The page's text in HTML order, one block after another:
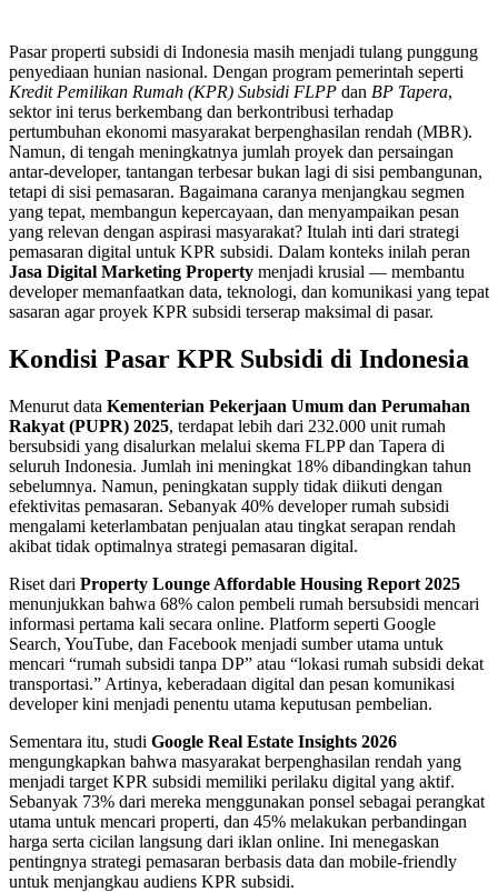
Pasar properti subsidi di Indonesia masih menjadi tulang punggung
penyediaan hunian nasional. Dengan program pemerintah seperti
Kredit Pemilikan Rumah (KPR) Subsidi FLPP dan BP Tapera,
sektor ini terus berkembang dan berkontribusi terhadap
pertumbuhan ekonomi masyarakat berpenghasilan rendah (MBR).
Namun, di tengah meningkatnya jumlah proyek dan persaingan
antar-developer, tantangan terbesar bukan lagi di sisi pembangunan,
tetapi di sisi pemasaran. Bagaimana caranya menjangkau segmen
yang tepat, membangun kepercayaan, dan menyampaikan pesan
yang relevan dengan aspirasi masyarakat? Itulah inti dari strategi
pemasaran digital untuk KPR subsidi. Dalam konteks inilah peran
Jasa Digital Marketing Property menjadi krusial — membantu
developer memanfaatkan data, teknologi, dan komunikasi yang tepat
sasaran agar proyek KPR subsidi terserap maksimal di pasar.
Kondisi Pasar KPR Subsidi di Indonesia
Menurut data Kementerian Pekerjaan Umum dan Perumahan
Rakyat (PUPR) 2025, terdapat lebih dari 232.000 unit rumah
bersubsidi yang disalurkan melalui skema FLPP dan Tapera di
seluruh Indonesia. Jumlah ini meningkat 18% dibandingkan tahun
sebelumnya. Namun, peningkatan supply tidak diikuti dengan
efektivitas pemasaran. Sebanyak 40% developer rumah subsidi
mengalami keterlambatan penjualan atau tingkat serapan rendah
akibat tidak optimalnya strategi pemasaran digital.
Riset dari Property Lounge Affordable Housing Report 2025
menunjukkan bahwa 68% calon pembeli rumah bersubsidi mencari
informasi pertama kali secara online. Platform seperti Google
Search, YouTube, dan Facebook menjadi sumber utama untuk
mencari “rumah subsidi tanpa DP” atau “lokasi rumah subsidi dekat
transportasi.” Artinya, keberadaan digital dan pesan komunikasi
developer kini menjadi penentu utama keputusan pembelian.
Sementara itu, studi Google Real Estate Insights 2026
mengungkapkan bahwa masyarakat berpenghasilan rendah yang
menjadi target KPR subsidi memiliki perilaku digital yang aktif.
Sebanyak 73% dari mereka menggunakan ponsel sebagai perangkat
utama untuk mencari properti, dan 45% melakukan perbandingan
harga serta cicilan langsung dari iklan online. Ini menegaskan
pentingnya strategi pemasaran berbasis data dan mobile-friendly
untuk menjangkau audiens KPR subsidi.